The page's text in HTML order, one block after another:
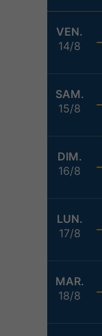
VEN.
14/8
SAM.
15/8
DIM.
16/8
LUN.
17/8
MAR.
18/8